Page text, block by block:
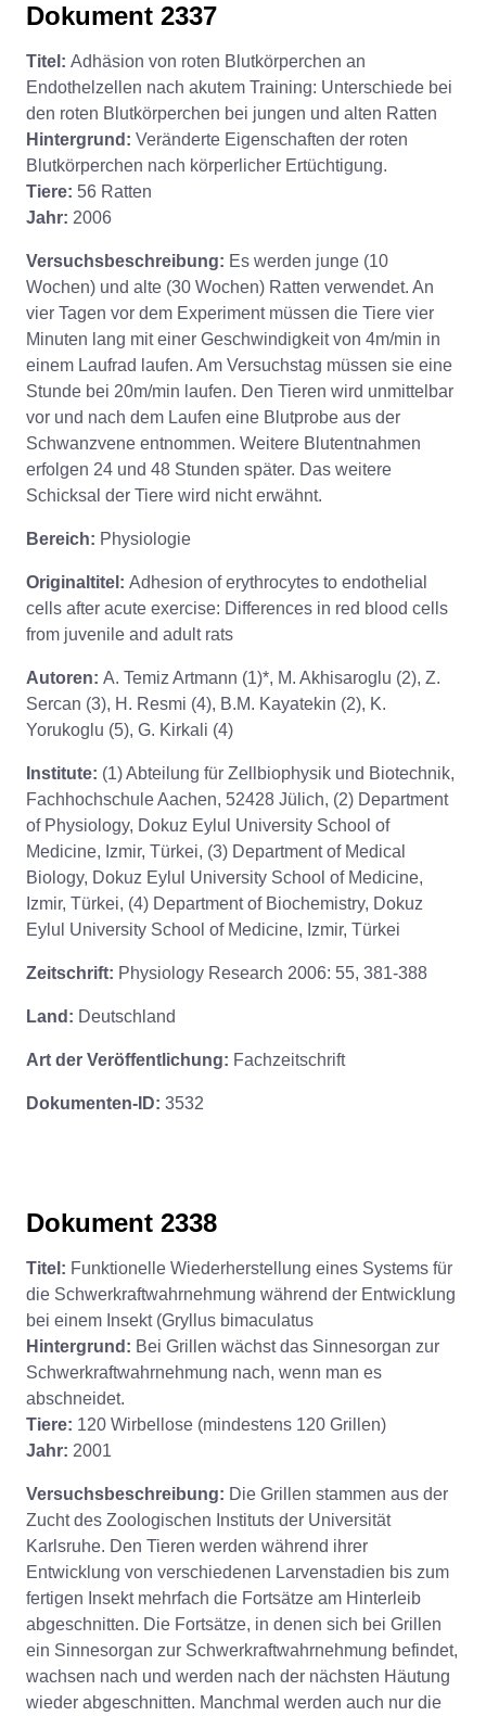
Dokument 2337
Titel: Adhäsion von roten Blutkörperchen an
Endothelzellen nach akutem Training: Unterschiede bei
den roten Blutkörperchen bei jungen und alten Ratten
Hintergrund: Veränderte Eigenschaften der roten
Blutkörperchen nach körperlicher Ertüchtigung.
Tiere: 56 Ratten
Jahr: 2006
Versuchsbeschreibung: Es werden junge (10
Wochen) und alte (30 Wochen) Ratten verwendet. An
vier Tagen vor dem Experiment müssen die Tiere vier
Minuten lang mit einer Geschwindigkeit von 4m/min in
einem Laufrad laufen. Am Versuchstag müssen sie eine
Stunde bei 20m/min laufen. Den Tieren wird unmittelbar
vor und nach dem Laufen eine Blutprobe aus der
Schwanzvene entnommen. Weitere Blutentnahmen
erfolgen 24 und 48 Stunden später. Das weitere
Schicksal der Tiere wird nicht erwähnt.
Bereich: Physiologie
Originaltitel: Adhesion of erythrocytes to endothelial
cells after acute exercise: Differences in red blood cells
from juvenile and adult rats
Autoren: A. Temiz Artmann (1)*, M. Akhisaroglu (2), Z.
Sercan (3), H. Resmi (4), B.M. Kayatekin (2), K.
Yorukoglu (5), G. Kirkali (4)
Institute: (1) Abteilung für Zellbiophysik und Biotechnik,
Fachhochschule Aachen, 52428 Jülich, (2) Department
of Physiology, Dokuz Eylul University School of
Medicine, Izmir, Türkei, (3) Department of Medical
Biology, Dokuz Eylul University School of Medicine,
Izmir, Türkei, (4) Department of Biochemistry, Dokuz
Eylul University School of Medicine, Izmir, Türkei
Zeitschrift: Physiology Research 2006: 55, 381-388
Land: Deutschland
Art der Veröffentlichung: Fachzeitschrift
Dokumenten-ID: 3532
Dokument 2338
Titel: Funktionelle Wiederherstellung eines Systems für
die Schwerkraftwahrnehmung während der Entwicklung
bei einem Insekt (Gryllus bimaculatus
Hintergrund: Bei Grillen wächst das Sinnesorgan zur
Schwerkraftwahrnehmung nach, wenn man es
abschneidet.
Tiere: 120 Wirbellose (mindestens 120 Grillen)
Jahr: 2001
Versuchsbeschreibung: Die Grillen stammen aus der
Zucht des Zoologischen Instituts der Universität
Karlsruhe. Den Tieren werden während ihrer
Entwicklung von verschiedenen Larvenstadien bis zum
fertigen Insekt mehrfach die Fortsätze am Hinterleib
abgeschnitten. Die Fortsätze, in denen sich bei Grillen
ein Sinnesorgan zur Schwerkraftwahrnehmung befindet,
wachsen nach und werden nach der nächsten Häutung
wieder abgeschnitten. Manchmal werden auch nur die